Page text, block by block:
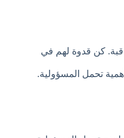
كن قدوة لهم في
تحمل المسؤولية.